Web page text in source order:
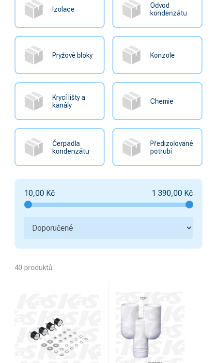
Izolace
Odvod
kondenzátu
Pryžové bloky Konzole
Krycí lišty a
kanály
Chemie
Čerpadla
kondenzátu
Předizolované
potrubí
10,00 Kč 1 390,00 Kč
40 produktů